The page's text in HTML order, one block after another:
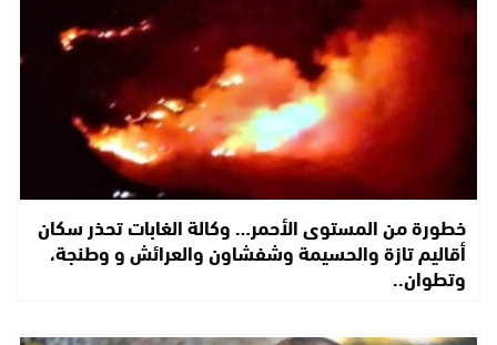
خطورة من المستوى الأحمر… وكالة الغابات تحذر سكان
أقاليم تازة والحسيمة وشفشاون والعرائش و وطنجة،
وتطوان..